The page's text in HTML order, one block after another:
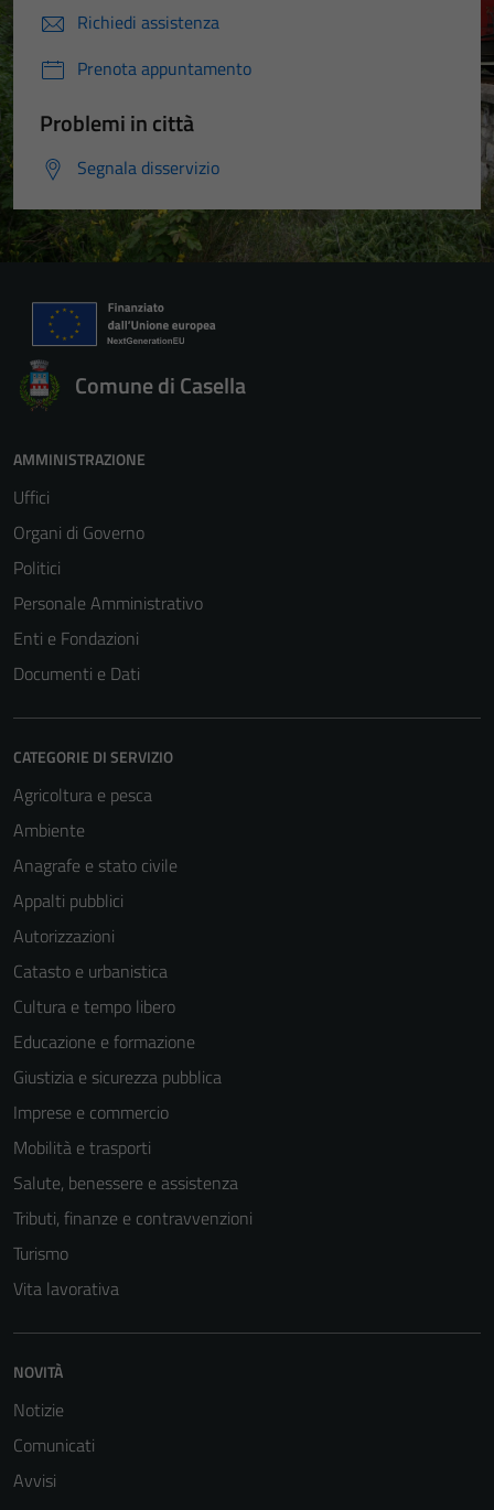
Richiedi assistenza
Prenota appuntamento
Problemi in città
Segnala disservizio
Comune di Casella
AMMINISTRAZIONE
Uffici
Organi di Governo
Politici
Personale Amministrativo
Enti e Fondazioni
Documenti e Dati
CATEGORIE DI SERVIZIO
Agricoltura e pesca
Ambiente
Anagrafe e stato civile
Appalti pubblici
Autorizzazioni
Catasto e urbanistica
Cultura e tempo libero
Educazione e formazione
Giustizia e sicurezza pubblica
Imprese e commercio
Mobilità e trasporti
Salute, benessere e assistenza
Tributi, finanze e contravvenzioni
Turismo
Vita lavorativa
NOVITÀ
Notizie
Comunicati
Avvisi